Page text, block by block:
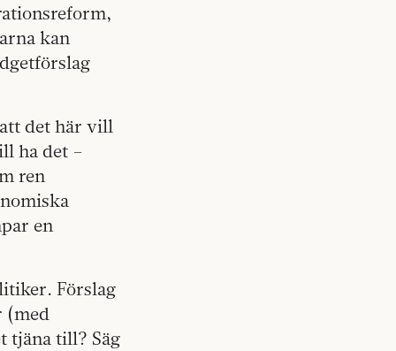
kan
det här vill
ha det –
ren
en
Förslag
(med
tjäna till? Säg